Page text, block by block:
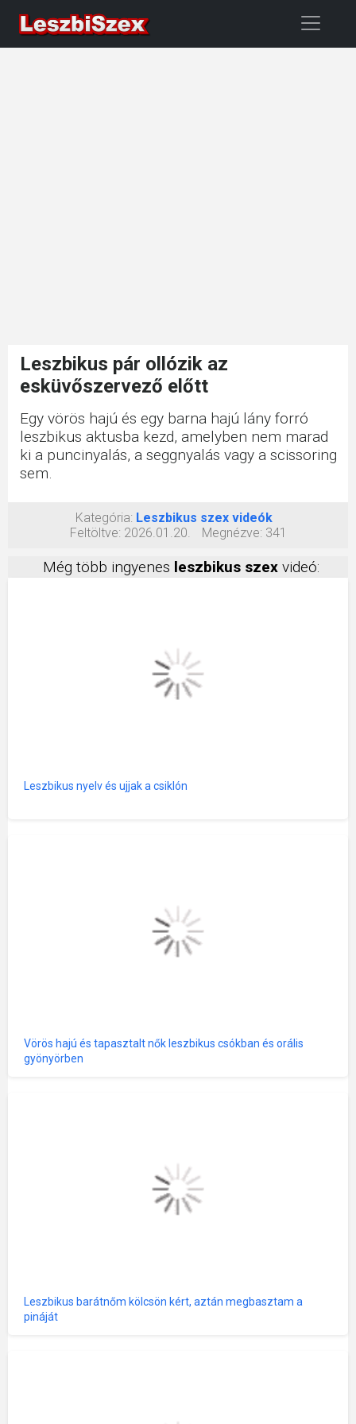
Leszbikus pár ollózik az
esküvőszervező előtt
Egy vörös hajú és egy barna hajú lány forró
leszbikus aktusba kezd, amelyben nem marad
ki a puncinyalás, a seggnyalás vagy a scissoring
sem.
Kategória: Leszbikus szex videók
Feltöltve: 2026.01.20. Megnézve: 341
Még több ingyenes leszbikus szex videó:
Leszbikus nyelv és ujjak a csiklón
Vörös hajú és tapasztalt nők leszbikus csókban és orális
gyönyörben
Leszbikus barátnőm kölcsön kért, aztán megbasztam a
pináját